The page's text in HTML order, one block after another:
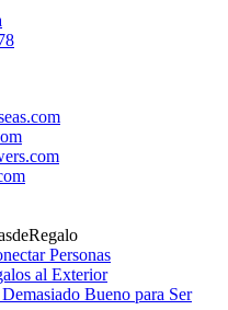
Personas
al Exterior
Bueno para Ser